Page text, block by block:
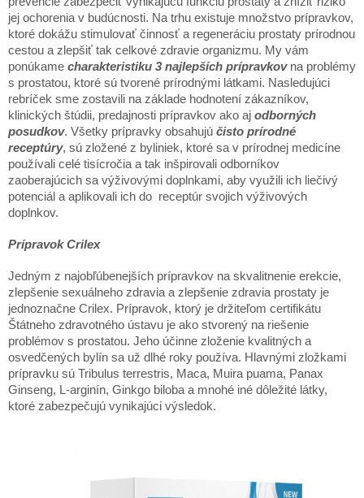
jej ochorenia v budúcnosti. Na trhu existuje množstvo prípravkov,
ktoré dokážu stimulovať činnosť a regeneráciu prostaty prírodnou
cestou a zlepšiť tak celkové zdravie organizmu. My vám
ponúkame charakteristiku 3 najlepších prípravkovna problémy
s prostatou, ktoré sú tvorené prírodnými látkami. Nasledujúci
rebríček sme zostavili na základe hodnotení zákazníkov,
klinických štúdii, predajnosti prípravkov ako aj odborných
posudkov. Všetky prípravky obsahujú čisto prírodné
receptúry, sú zložené z byliniek, ktoré sa v prírodnej medicíne
používali celé tisícročia a tak inšpirovali odborníkov
zaoberajúcich sa výživovými doplnkami, aby využili ich liečivý
potenciál a aplikovali ich do receptúr svojich výživových
doplnkov.
Prípravok Crilex
Jedným z najobľúbenejších prípravkov na skvalitnenie erekcie,
zlepšenie sexuálneho zdravia a zlepšenie zdravia prostaty je
jednoznačne Crilex. Prípravok, ktorý je držiteľom certifikátu
Štátneho zdravotného ústavu je ako stvorený na riešenie
problémov s prostatou. Jeho účinne zloženie kvalitných a
osvedčených bylín sa už dlhé roky používa. Hlavnými zložkami
prípravku sú Tribulus terrestris, Maca, Muira puama, Panax
Ginseng, L-arginín, Ginkgo biloba a mnohé iné dôležité látky,
ktoré zabezpečujú vynikajúci výsledok.